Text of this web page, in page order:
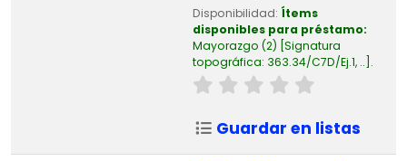
Disponibilidad: Ítems
disponibles para préstamo:
Mayorazgo (2) Signatura
topográfica: 363.34/C7D/Ej.1, .. .
Guardar en listas